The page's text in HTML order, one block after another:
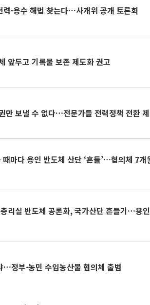
력·용수 해법 찾는다…사개위 공개 토론회
앞두고 기록물 보존 제도화 권고
만 보낼 수 없다…전문가들 전력정책 전환
때마다 용인 반도체 산단 ‘흔들’…협의체 7
리실 반도체 공론화, 국가산단 흔들기…용
…정부·농민 수입농산물 협의체 출범